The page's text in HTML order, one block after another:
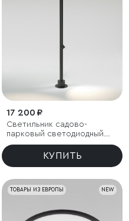
17 200 ₽
Светильник садово-
парковый светодиодный
поворотный Rone черный
КУПИТЬ
NEW
ТОВАРЫ ИЗ ЕВРОПЫ